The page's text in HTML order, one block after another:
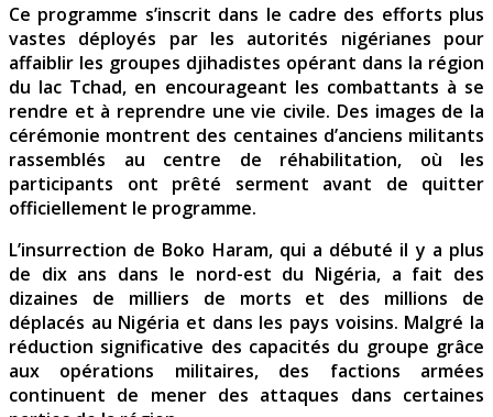
Ce programme s’inscrit dans le cadre des efforts plus
vastes déployés par les autorités nigérianes pour
affaiblir les groupes djihadistes opérant dans la région
du lac Tchad, en encourageant les combattants à se
rendre et à reprendre une vie civile. Des images de la
cérémonie montrent des centaines d’anciens militants
rassemblés au centre de réhabilitation, où les
participants ont prêté serment avant de quitter
officiellement le programme.
L’insurrection de Boko Haram, qui a débuté il y a plus
de dix ans dans le nord-est du Nigéria, a fait des
dizaines de milliers de morts et des millions de
déplacés au Nigéria et dans les pays voisins. Malgré la
réduction significative des capacités du groupe grâce
aux opérations militaires, des factions armées
continuent de mener des attaques dans certaines